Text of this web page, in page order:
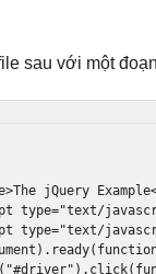
sau với một
The jQuery Example
type="text/
type="text/
). ready(
( "#driver" ). click(